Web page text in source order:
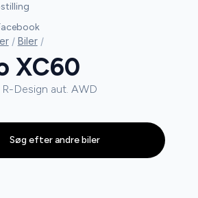
/ Biler /
XC60
Design aut. AWD
Søg efter andre biler